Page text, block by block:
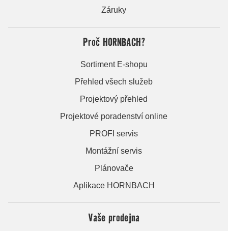
Záruky
Proč HORNBACH?
Sortiment E-shopu
Přehled všech služeb
Projektový přehled
Projektové poradenství online
PROFI servis
Montážní servis
Plánovače
Aplikace HORNBACH
Vaše prodejna